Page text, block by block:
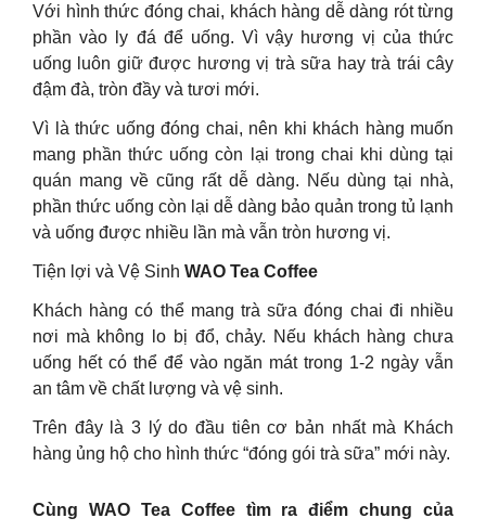
Với hình thức đóng chai, khách hàng dễ dàng rót từng
phần vào ly đá để uống. Vì vậy hương vị của thức
uống luôn giữ được hương vị trà sữa hay trà trái cây
đậm đà, tròn đầy và tươi mới.
Vì là thức uống đóng chai, nên khi khách hàng muốn
mang phần thức uống còn lại trong chai khi dùng tại
quán mang về cũng rất dễ dàng. Nếu dùng tại nhà,
phần thức uống còn lại dễ dàng bảo quản trong tủ lạnh
và uống được nhiều lần mà vẫn tròn hương vị.
Tiện lợi và Vệ Sinh WAO Tea Coffee
Khách hàng có thể mang trà sữa đóng chai đi nhiều
nơi mà không lo bị đổ, chảy. Nếu khách hàng chưa
uống hết có thể để vào ngăn mát trong 1-2 ngày vẫn
an tâm về chất lượng và vệ sinh.
Trên đây là 3 lý do đầu tiên cơ bản nhất mà Khách
hàng ủng hộ cho hình thức “đóng gói trà sữa” mới này.
Cùng WAO Tea Coffee tìm ra điểm chung của